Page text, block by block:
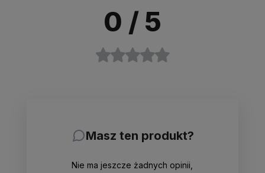
0 / 5
Masz ten produkt?
Nie ma jeszcze żadnych opinii,